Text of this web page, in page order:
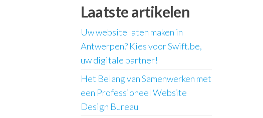
Laatste artikelen
Uw website laten maken in
Antwerpen? Kies voor Swift.be,
uw digitale partner!
Het Belang van Samenwerken met
een Professioneel Website
Design Bureau